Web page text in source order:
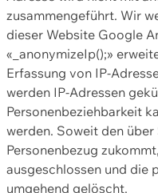
zusammengeführt. Wir
dieser Website Google
«_anonymizeIp();»
Erfassung von IP-
werden IP-Adressen
Personenbeziehbarkeit
werden. Soweit den
Personenbezug
ausgeschlossen und die
umgehend gelöscht.